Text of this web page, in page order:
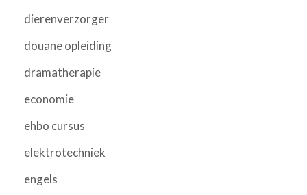
dierenverzorger
douane opleiding
dramatherapie
economie
ehbo cursus
elektrotechniek
engels